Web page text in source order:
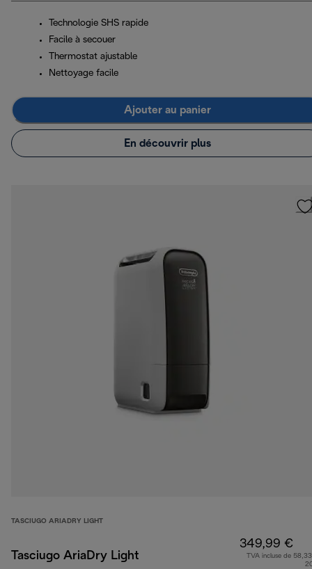
Technologie SHS rapide
Facile à secouer
Thermostat ajustable
Nettoyage facile
Ajouter au panier
En découvrir plus
TASCIUGO ARIADRY LIGHT
Tasciugo AriaDry Light
349,99 €
TVA incluse de